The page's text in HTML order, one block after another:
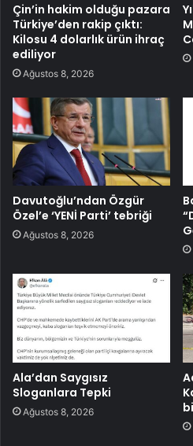
Çin’in hakim olduğu pazara
Türkiye’den rakip çıktı:
Kilosu 4 dolarlık ürün ihraç
ediliyor
Ağustos 8, 2026
Davutoğlu’ndan Özgür
Özel’e ‘YENİ Parti’ tebriği
Ağustos 8, 2026
Ala’dan Saygısız
Sloganlara Tepki
Ağustos 8, 2026